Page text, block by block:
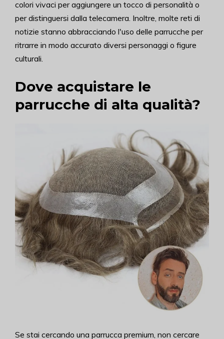
colori vivaci per aggiungere un tocco di personalità o
per distinguersi dalla telecamera. Inoltre, molte reti di
notizie stanno abbracciando l'uso delle parrucche per
ritrarre in modo accurato diversi personaggi o figure
culturali.
Dove acquistare le
parrucche di alta qualità?
Se stai cercando una parrucca premium, non cercare